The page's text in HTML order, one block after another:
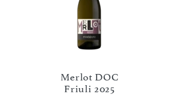
Merlot DOC
Friuli 2025